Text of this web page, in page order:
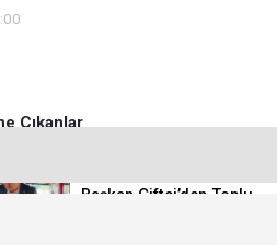
Çıkanlar
Başkan Çiftci’den Toplu